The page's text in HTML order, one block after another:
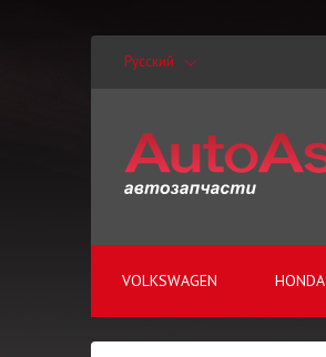
Русский
VOLKSWAGEN HONDA